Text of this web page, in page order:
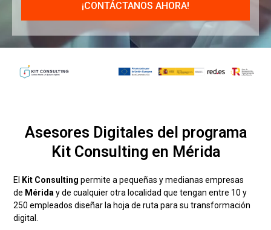
Asesores Digitales del programa
Kit Consulting en Mérida
El Kit Consulting permite a pequeñas y medianas empresas
de Mériday de cualquier otra localidad que tengan entre 10 y
250 empleados diseñar la hoja de ruta para su transformación
digital.